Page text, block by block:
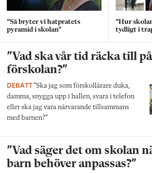
”Så bryter vi hatpratets
pyramid i skolan”
”Hur
tydligt i
”Vad ska vår tid räcka till på
förskolan?”
DEBATT”Ska jag som förskollärare duka,
damma, snygga upp i hallen, svara i telefon
eller ska jag vara närvarande tillsammans
med barnen?”
”Vad säger det om skolan
barn behöver anpassas?”